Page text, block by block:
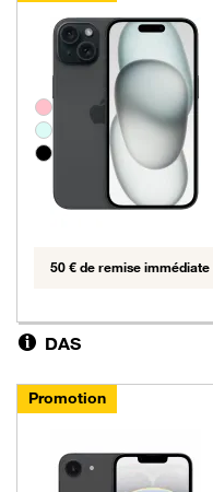
Groupe de couleurs
50 € de remise immédiate
DAS
Promotion